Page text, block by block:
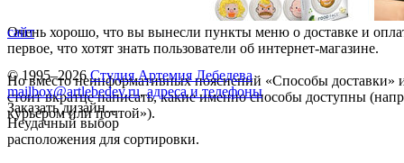
Очень хорошо, что вы вынесли пункты меню о доставке и
первое, что хотят знать пользователи об интернет-магазине.
Но вместо неинформативных пояснений «Способы доставки»
стоит вкратце написать, какие именно способы доступны
курьером или почтой»).
Неудачный выбор
расположения для сортировки.
сайт
© 1995–2026 Студия Артемия Лебедева
mailbox@artlebedev.ru, адреса и телефоны
Заказать дизайн...